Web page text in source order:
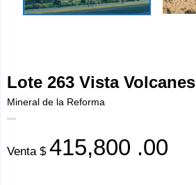
Lote 263 Vista Volcanes
Mineral de la Reforma
Venta $ 415,800 .00